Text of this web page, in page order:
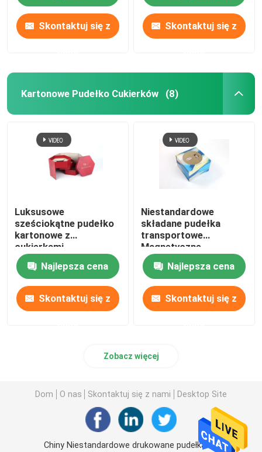
Skontaktuj się z Skontaktuj się z
Kartonowe Pudełko Cukierków (8)
Luksusowe
sześciokątne pudełko
kartonowe z
cukierkami
Kosmetyczne
przechowywanie
biżuterii Sztywne
Najlepsza cena
Skontaktuj się z
Niestandardowe
składane pudełka
transportowe
Magnetyczne
zamknięte kartony
Luksusowe na żywność
Najlepsza cena
Skontaktuj się z
Zobacz więcej
Dom O nas Skontaktuj się z nami Desktop Site
Chiny Niestandardowe drukowane pudełka na